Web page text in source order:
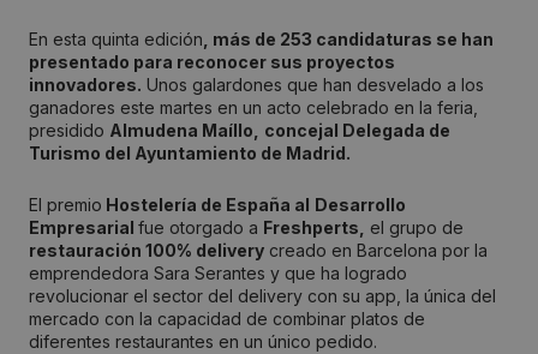
En esta quinta edición , más de 253 candidaturas se han
presentado para reconocer sus proyectos
innovadores. Unos galardones que han desvelado a los
ganadores este martes en un acto celebrado en la feria,
presidido Almudena Maíllo,
concejal Delegada de
Turismo del Ayuntamiento de Madrid.
El premio Hostelería de España al Desarrollo
Empresarial fue otorgado a Freshperts,
el grupo de
restauración 100% delivery creado en Barcelona por la
emprendedora Sara Serantes y que ha logrado
revolucionar el sector del delivery con su app, la única del
mercado con la capacidad de combinar platos de
diferentes restaurantes en un único pedido.